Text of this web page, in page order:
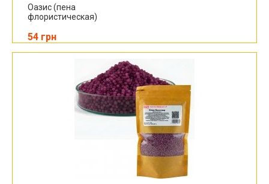
Оазис (пена
флористическая)
54 грн